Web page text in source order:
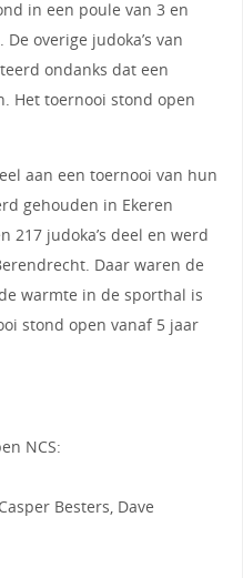
in een poule van 3 en
overige judoka’s van
ondanks dat een
Het toernooi stond open
aan een toernooi van hun
gehouden in Ekeren
217 judoka’s deel en werd
Daar waren de
warmte in de sporthal is
stond open vanaf 5 jaar
NCS:
Besters, Dave